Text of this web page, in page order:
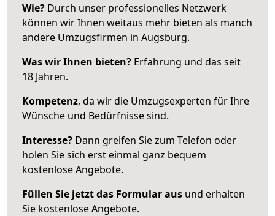
Wie? Durch unser professionelles Netzwerk
können wir Ihnen weitaus mehr bieten als manch
andere Umzugsfirmen in Augsburg.
Was wir Ihnen bieten? Erfahrung und das seit
18 Jahren.
Kompetenz, da wir die Umzugsexperten für Ihre
Wünsche und Bedürfnisse sind.
Interesse? Dann greifen Sie zum Telefon oder
holen Sie sich erst einmal ganz bequem
kostenlose Angebote.
Füllen Sie jetzt das Formular aus und erhalten
Sie kostenlose Angebote.